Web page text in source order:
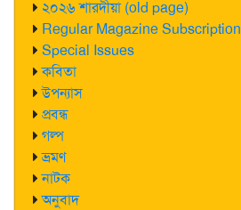
২০২৬ শারদীয়া (old page)
Regular Magazine Subscription
Special Issues
কবিতা
উপন্যাস
প্রবন্ধ
গল্প
ভ্রমণ
নাটক
অনুবাদ